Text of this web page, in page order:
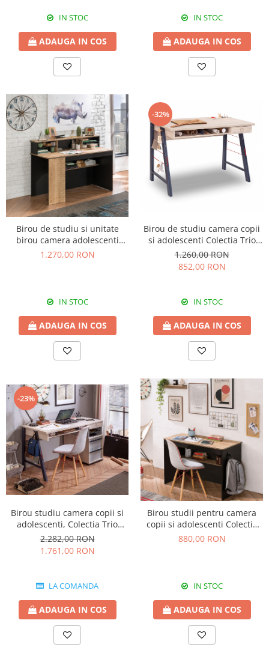
IN STOC
ADAUGA IN COS
IN STOC
ADAUGA IN COS
Birou de studiu si unitate
birou camera adolescenti
Colectia Black
1.270,00 RON
IN STOC
ADAUGA IN COS
-32%
Birou de studiu camera copii
si adolescenti Colectia Trio
114x64x76
1.260,00 RON
852,00 RON
IN STOC
ADAUGA IN COS
-23%
Birou studiu camera copii si
adolescenti, Colectia Trio
141x64x76 cm
2.282,00 RON
1.761,00 RON
LA COMANDA
ADAUGA IN COS
Birou studii pentru camera
copii si adolescenti Colectia
Black 110x58x75 cm
880,00 RON
IN STOC
ADAUGA IN COS